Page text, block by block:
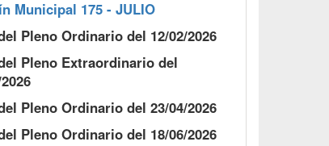
Municipal 175 - JULIO
Pleno Ordinario del 12/02/2026
Pleno Extraordinario del
Pleno Ordinario del 23/04/2026
Pleno Ordinario del 18/06/2026